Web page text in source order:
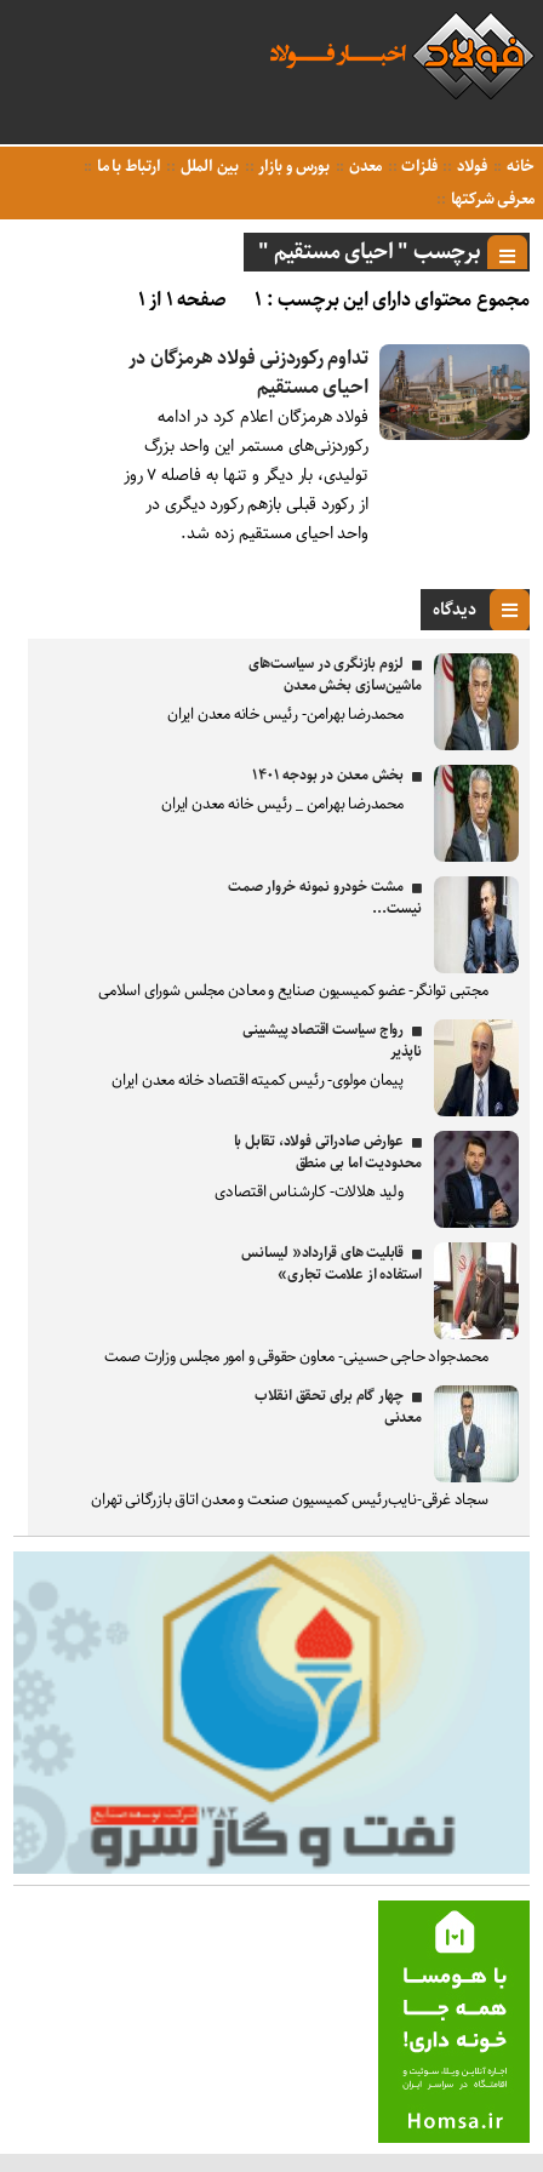
خانه فولاد فلزات معدن بورس و بازار بین الملل
ارتباط با ما
معرفی شرکتها
برچسب " احیای مستقیم "
مجموع محتوای دارای این برچسب : ۱
صفحه ۱ از ۱
تداوم رکوردزنی فولاد هرمزگان در
احیای مستقیم
فولاد هرمزگان اعلام کرد در ادامه
رکوردزنی‌های مستمر این واحد بزرگ
تولیدی، بار دیگر و تنها به فاصله ۷ روز
از رکورد قبلی بازهم رکورد دیگری در
واحد احیای مستقیم زده شد.
دیدگاه
لزوم بازنگری در سیاست‌های
ماشین‌سازی بخش معدن
محمدرضا بهرامن- رئیس خانه معدن ایران
بخش معدن در بودجه ۱۴۰۱
محمدرضا بهرامن _ رئیس خانه معدن ایران
مشت خودرو نمونه خروار صمت
نیست...
مجتبی توانگر- عضو کمیسیون صنایع و معادن مجلس شورای اسلامی
رواج سیاست اقتصاد پیشبینی
ناپذیر
پیمان مولوی- رئیس کمیته اقتصاد خانه معدن ایران
عوارض صادراتی فولاد، تقابل با
محدودیت اما بی منطق
ولید هلالات- کارشناس اقتصادی
قابلیت های قرارداد« لیسانس
استفاده از علامت تجاری»
محمدجواد حاجی حسینی- معاون حقوقی و امور مجلس وزارت صمت
چهار گام برای تحقق انقلاب
معدنی
سجاد غرقی-نایب‌رئیس کمیسیون صنعت و معدن اتاق بازرگانی تهران